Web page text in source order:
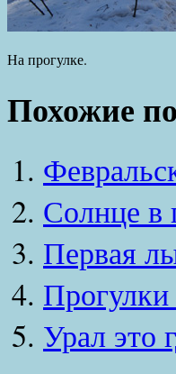
На прогулке.
Похожие
Солнце в
Первая
Прогулки
Урал это